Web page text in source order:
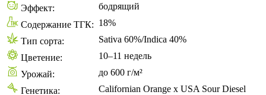
Эффект:
бодрящий
Содержание ТГК: 18%
Тип сорта:
Sativa 60%/Indica 40%
Цветение:
10–11 недель
Урожай:
до 600 г/м²
Генетика:
Californian Orange x USA Sour Diesel